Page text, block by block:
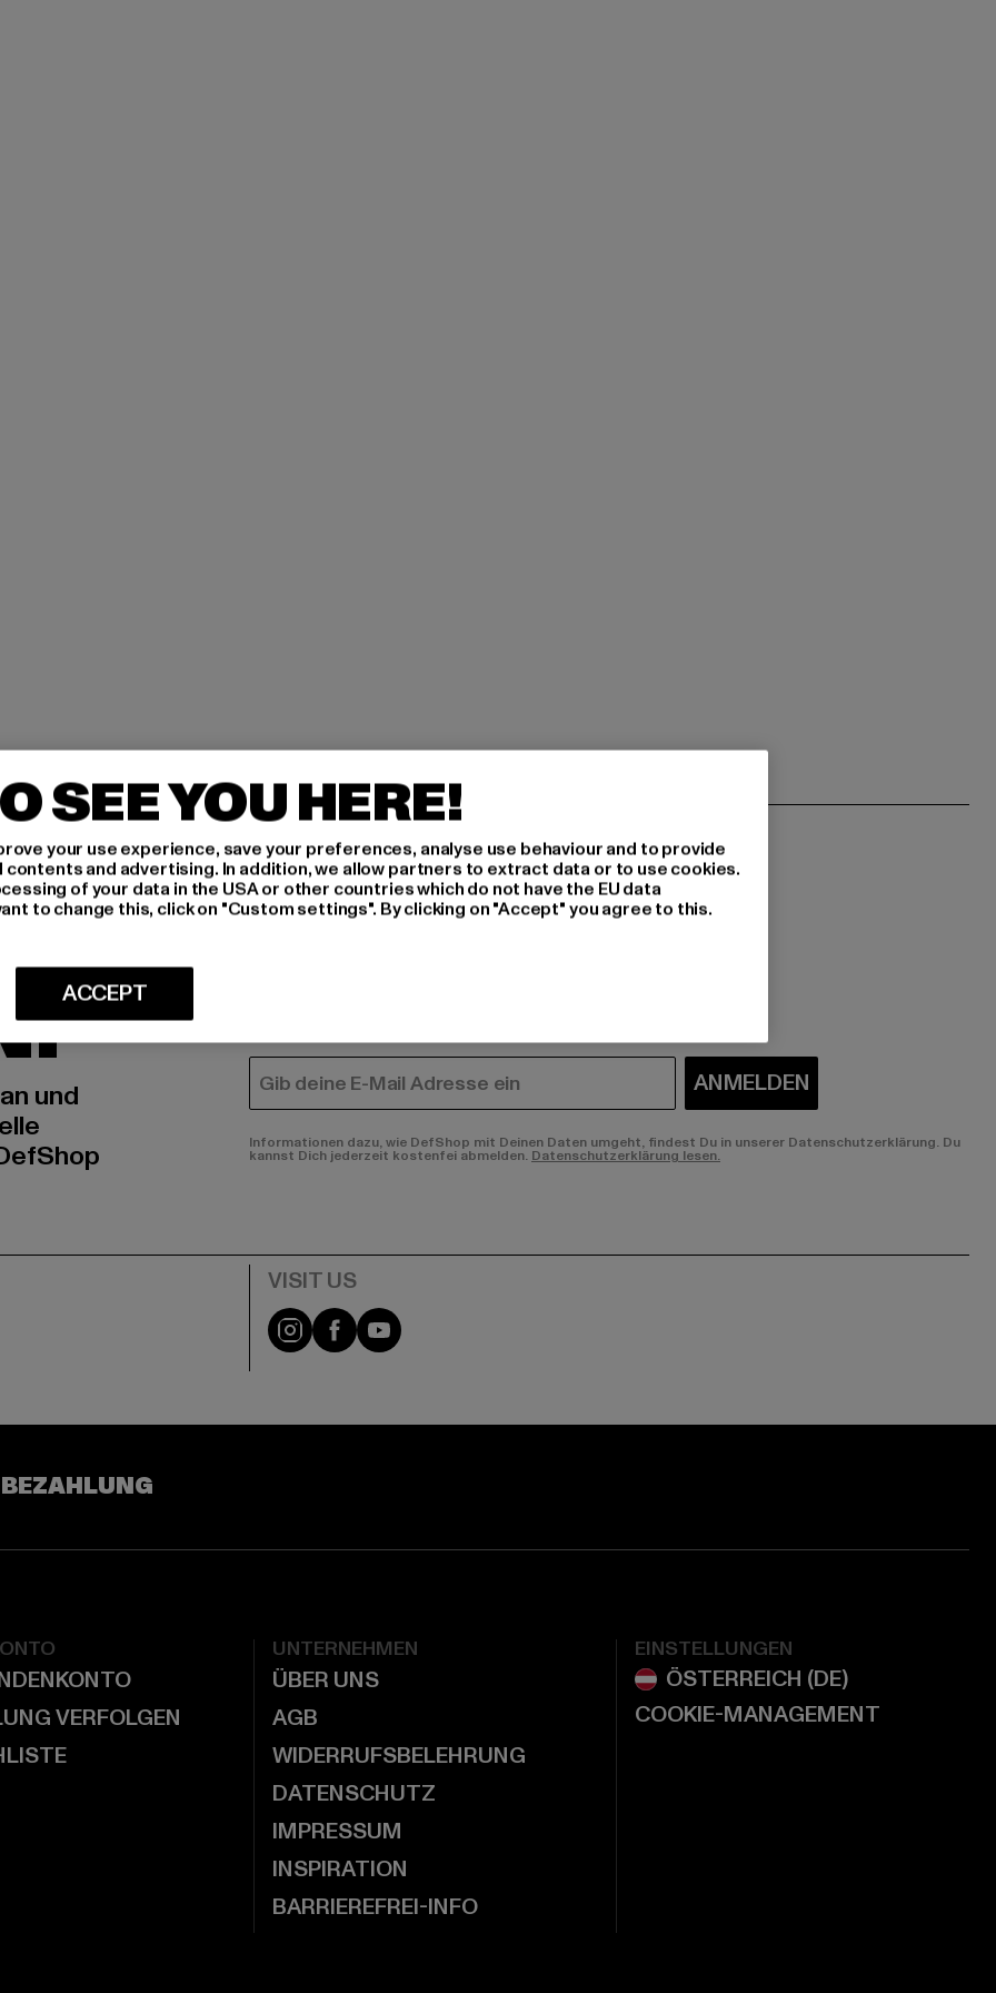
AN,
und
E-MAIL ANMELDEN
Informationen dazu, wie DefShop mit Deinen Daten umgeht, findest Du in unserer Datenschutzerklärung. Du
kannst Dich jederzeit kostenfei abmelden. Datenschutzerklärung lesen.
Visit our Instagram page:
Visit our Facebook page:
Visit our YouTube channel:
VERFOLGEN
UNTERNEHMEN
ÜBER UNS
AGB
WIDERRUFSBELEHRUNG
DATENSCHUTZ
IMPRESSUM
INSPIRATION
BARRIEREFREI-INFO
EINSTELLUNGEN
COOKIE-MANAGEMENT
SEE YOU HERE!
your use experience, save your preferences, analyse use behaviour and to provide
and advertising. In addition, we allow partners to extract data or to use cookies.
of your data in the USA or other countries which do not have the EU data
to change this, click on "Custom settings". By clicking on "Accept" you agree to this.
ACCEPT